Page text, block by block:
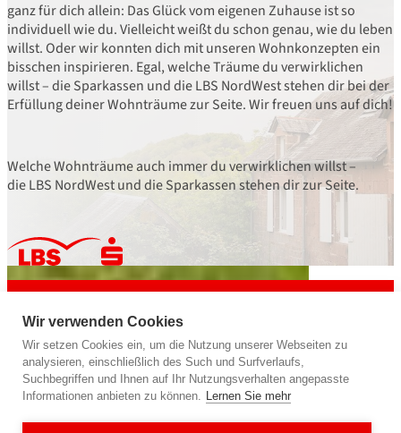
ganz für dich allein: Das Glück vom eigenen Zuhause ist so
individuell wie du. Vielleicht weißt du schon genau, wie du leben
willst. Oder wir konnten dich mit unseren Wohnkonzepten ein
bisschen inspirieren. Egal, welche Träume du verwirklichen
willst – die Sparkassen und die LBS NordWest stehen dir bei der
Erfüllung deiner Wohnträume zur Seite. Wir freuen uns auf dich!
Welche Wohnträume auch immer du verwirklichen willst –
die LBS NordWest und die Sparkassen stehen dir zur Seite.
Wir geben deiner Zukunft ein Zuhause.
Folge uns auf
Wir verwenden Cookies
Wir setzen Cookies ein, um die Nutzung unserer Webseiten zu
analysieren, einschließlich des Such und Surfverlaufs,
Suchbegriffen und Ihnen auf Ihr Nutzungsverhalten angepasste
Informationen anbieten zu können. Lernen Sie mehr